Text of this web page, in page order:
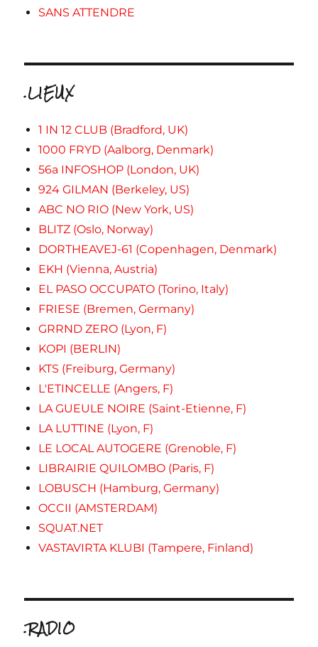
SANS ATTENDRE
.LIEUX
1 IN 12 CLUB (Bradford, UK)
1000 FRYD (Aalborg, Denmark)
56a INFOSHOP (London, UK)
924 GILMAN (Berkeley, US)
ABC NO RIO (New York, US)
BLITZ (Oslo, Norway)
DORTHEAVEJ-61 (Copenhagen, Denmark)
EKH (Vienna, Austria)
EL PASO OCCUPATO (Torino, Italy)
FRIESE (Bremen, Germany)
GRRND ZERO (Lyon, F)
KOPI (BERLIN)
KTS (Freiburg, Germany)
L'ETINCELLE (Angers, F)
LA GUEULE NOIRE (Saint-Etienne, F)
LA LUTTINE (Lyon, F)
LE LOCAL AUTOGERE (Grenoble, F)
LIBRAIRIE QUILOMBO (Paris, F)
LOBUSCH (Hamburg, Germany)
OCCII (AMSTERDAM)
SQUAT.NET
VASTAVIRTA KLUBI (Tampere, Finland)
.RADIO